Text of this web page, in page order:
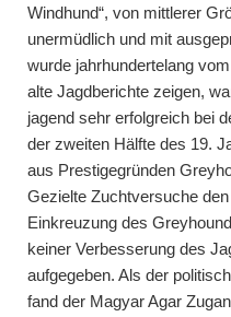
Windhund“, von mittlerer
unermüdlich und mit
wurde jahrhundertelang
alte Jagdberichte zeigen,
jagend sehr erfolgreich bei
der zweiten Hälfte des 19.
aus Prestigegründen
Gezielte Zuchtversuche
Einkreuzung des
keiner Verbesserung des
aufgegeben. Als der
fand der Magyar Agar